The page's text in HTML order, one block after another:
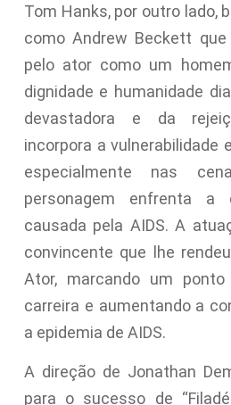
Tom Hanks, por outro lado,
como Andrew Beckett
pelo ator como um
dignidade e humanidade
devastadora e da
incorpora a vulnerabilidade
especialmente nas
personagem enfrenta a
causada pela AIDS. A
convincente que lhe
Ator, marcando um
carreira e aumentando a
a epidemia de AIDS.
A direção de Jonathan
para o sucesso de